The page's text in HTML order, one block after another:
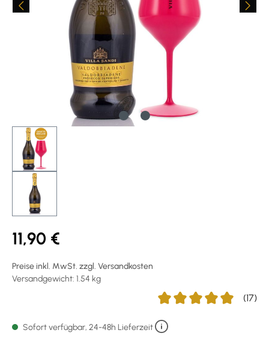
11,90 €
Preise inkl. MwSt. zzgl. Versandkosten
Versandgewicht: 1.54 kg
(17)
Sofort verfügbar, 24-48h Lieferzeit